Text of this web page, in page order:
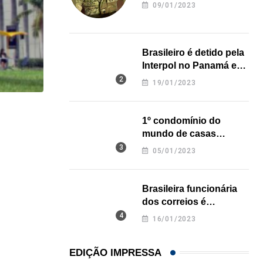
Açaí é reconhecido oficialmente como fruto
09/01/2023
Brasileiro é detido pela
Interpol no Panamá e
pode pegar prisão
19/01/2023
1º condomínio do
mundo de casas
impressas em 3D é
05/01/2023
Brasileira funcionária
dos correios é
assassinada a facadas
16/01/2023
EDIÇÃO IMPRESSA